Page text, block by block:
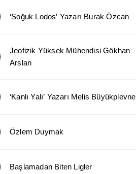
‘Soğuk Lodos’ Yazarı Burak Özcan
Jeofizik Yüksek Mühendisi Gökhan
Arslan
‘Kanlı Yalı’ Yazarı Melis Büyükplevne
Özlem Duymak
Başlamadan Biten Ligler